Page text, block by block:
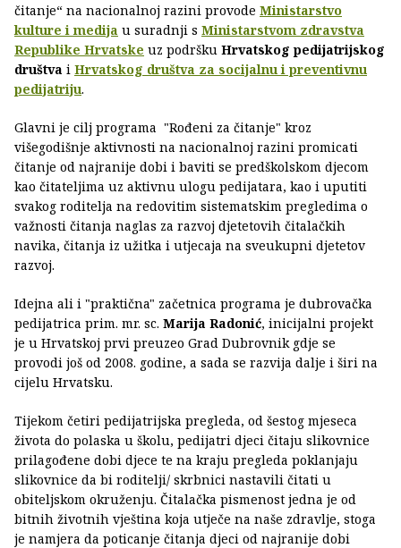
čitanje“ na nacionalnoj razini provode Ministarstvo
kulture i medija u suradnji s Ministarstvom zdravstva
Republike Hrvatske uz podršku Hrvatskog pedijatrijskog
društva i Hrvatskog društva za socijalnu i preventivnu
pedijatriju.
Glavni je cilj programa "Rođeni za čitanje" kroz
višegodišnje aktivnosti na nacionalnoj razini promicati
čitanje od najranije dobi i baviti se predškolskom djecom
kao čitateljima uz aktivnu ulogu pedijatara, kao i uputiti
svakog roditelja na redovitim sistematskim pregledima o
važnosti čitanja naglas za razvoj djetetovih čitalačkih
navika, čitanja iz užitka i utjecaja na sveukupni djetetov
razvoj.
Idejna ali i "praktična" začetnica programa je dubrovačka
pedijatrica prim. mr. sc. Marija Radonić, inicijalni projekt
je u Hrvatskoj prvi preuzeo Grad Dubrovnik gdje se
provodi još od 2008. godine, a sada se razvija dalje i širi na
cijelu Hrvatsku.
Tijekom četiri pedijatrijska pregleda, od šestog mjeseca
života do polaska u školu, pedijatri djeci čitaju slikovnice
prilagođene dobi djece te na kraju pregleda poklanjaju
slikovnice da bi roditelji/ skrbnici nastavili čitati u
obiteljskom okruženju. Čitalačka pismenost jedna je od
bitnih životnih vještina koja utječe na naše zdravlje, stoga
je namjera da poticanje čitanja djeci od najranije dobi